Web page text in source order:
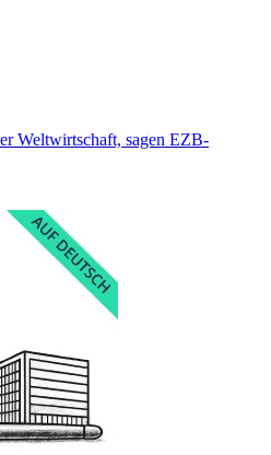
Weltwirtschaft, sagen EZB-